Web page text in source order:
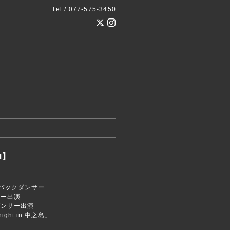
Tel / 077-575-3450
ックダンサー
出演
サー出演
in 中之島」